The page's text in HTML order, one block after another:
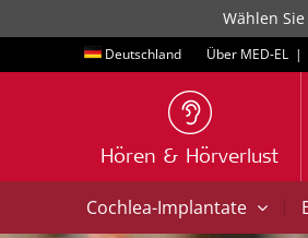
Wählen
Deutschland Über MED-EL |
Hören & Hörverlust
Cochlea-Implantate |